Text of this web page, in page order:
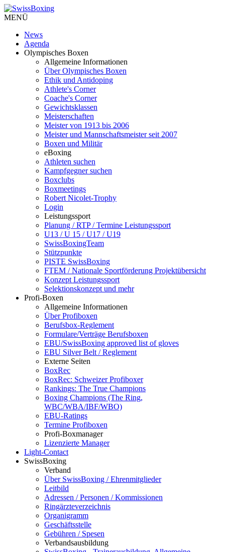
MENÜ
News
Agenda
Olympisches Boxen
Allgemeine Informationen
Über Olympisches Boxen
Ethik und Antidoping
Athlete's Corner
Coache's Corner
Gewichtsklassen
Meisterschaften
Meister von 1913 bis 2006
Meister und Mannschaftsmeister seit 2007
Boxen und Militär
eBoxing
Athleten suchen
Kampfgegner suchen
Boxclubs
Boxmeetings
Robert Nicolet-Trophy
Login
Leistungssport
Planung / RTP / Termine Leistungssport
U13 / U 15 / U17 / U19
SwissBoxingTeam
Stützpunkte
PISTE SwissBoxing
FTEM / Nationale Sportförderung Projektübersicht
Konzept Leistungssport
Selektionskonzept und mehr
Profi-Boxen
Allgemeine Informationen
Über Profiboxen
Berufsbox-Reglement
Formulare/Verträge Berufsboxen
EBU/SwissBoxing approved list of gloves
EBU Silver Belt / Reglement
Externe Seiten
BoxRec
BoxRec: Schweizer Profiboxer
Rankings: The True Champions
Boxing Champions (The Ring,
WBC/WBA/IBF/WBO)
EBU-Ratings
Termine Profiboxen
Profi-Boxmanager
Lizenzierte Manager
Light-Contact
SwissBoxing
Verband
Über SwissBoxing / Ehrenmitglieder
Leitbild
Adressen / Personen / Kommissionen
Ringärzteverzeichnis
Organigramm
Geschäftsstelle
Gebühren / Spesen
Verbandsausbildung